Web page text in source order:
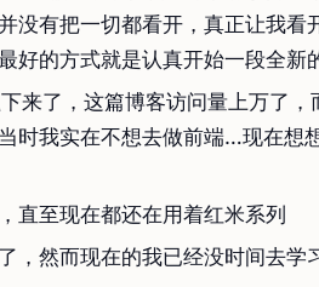
没有把一切都看开，真正让我看
好的方式就是认真开始一段全新
来了，这篇博客访问量上万了，
时我实在不想去做前端…现在想
直至现在都还在用着红米系列
，然而现在的我已经没时间去学